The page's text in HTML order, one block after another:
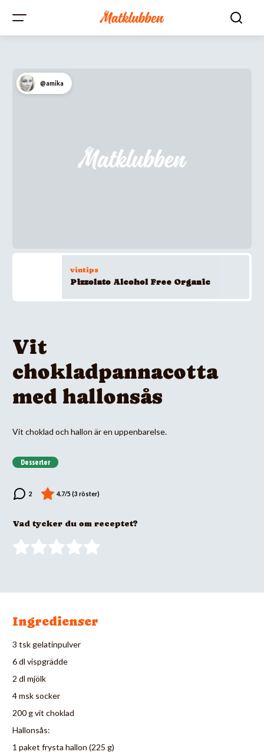
@amika
vintips
Pizzolato Alcohol Free Organic
Vit
chokladpannacotta
med hallonsås
Vit choklad och hallon är en uppenbarelse.
Desserter
Vad tycker du om receptet?
Ingredienser
3 tsk gelatinpulver
6 dl vispgrädde
2 dl mjölk
4 msk socker
200 g vit choklad
Hallonsås:
1 paket frysta hallon (225 g)